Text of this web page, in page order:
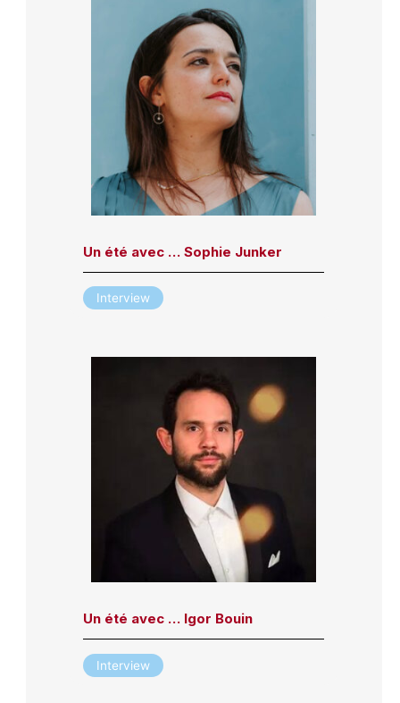
Un été avec … Sophie Junker
Interview
Un été avec … Igor Bouin
Interview